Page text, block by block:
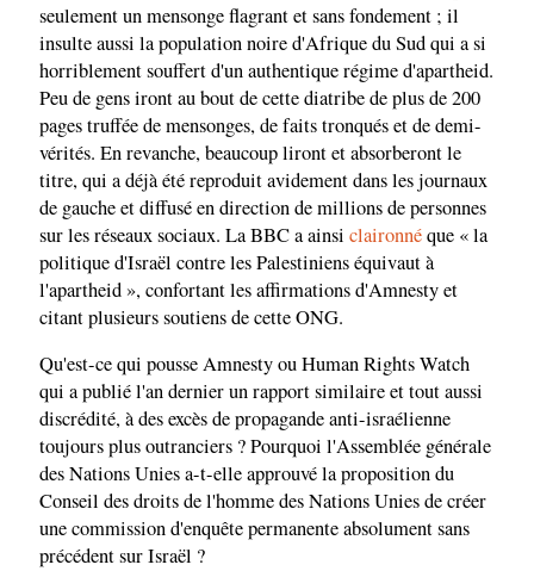
seulement un mensonge flagrant et sans fondement ; il
insulte aussi la population noire d'Afrique du Sud qui a si
horriblement souffert d'un authentique régime d'apartheid.
Peu de gens iront au bout de cette diatribe de plus de 200
pages truffée de mensonges, de faits tronqués et de demi-
vérités. En revanche, beaucoup liront et absorberont le
titre, qui a déjà été reproduit avidement dans les journaux
de gauche et diffusé en direction de millions de personnes
sur les réseaux sociaux. La BBC a ainsi claironnéque « la
politique d'Israël contre les Palestiniens équivaut à
l'apartheid », confortant les affirmations d'Amnesty et
citant plusieurs soutiens de cette ONG.
Qu'est-ce qui pousse Amnesty ou Human Rights Watch
qui a publié l'an dernier un rapport similaire et tout aussi
discrédité, à des excès de propagande anti-israélienne
toujours plus outranciers ? Pourquoi l'Assemblée générale
des Nations Unies a-t-elle approuvé la proposition du
Conseil des droits de l'homme des Nations Unies de créer
une commission d'enquête permanente absolument sans
précédent sur Israël ?